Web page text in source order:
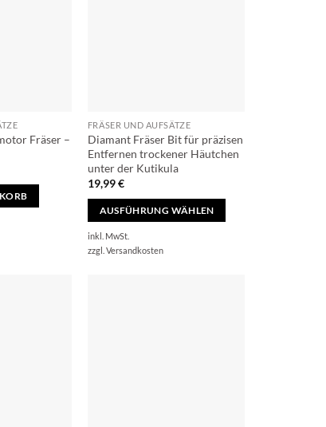
Fräser –
FRÄSER UND AUFSÄTZE
Diamant Fräser Bit für präzisen
Entfernen trockener Häutchen
unter der Kutikula
19,99€
AUSFÜHRUNG WÄHLEN
Dieses
Produkt
inkl. MwSt.
zzgl. Versandkosten